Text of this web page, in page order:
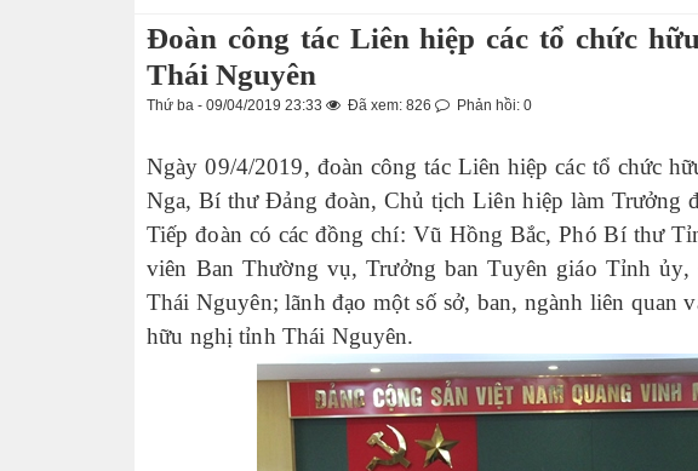
Đoàn công tác Liên hiệp các tổ chức
Thái Nguyên
Thứ ba - 09/04/2019 23:33 Đã xem: 826 Phản hồi: 0
Ngày 09/4/2019, đoàn công tác Liên hiệp các tổ chức
Nga, Bí thư Đảng đoàn, Chủ tịch Liên hiệp làm Trưởng
Tiếp đoàn có các đồng chí: Vũ Hồng Bắc, Phó Bí thư
viên Ban Thường vụ, Trưởng ban Tuyên giáo Tỉnh
Thái Nguyên; lãnh đạo một số sở, ban, ngành liên quan
hữu nghị tỉnh Thái Nguyên.